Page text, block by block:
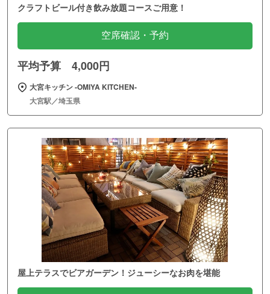
クラフトビール付き飲み放題コースご用意！
空席確認・予約
平均予算 4,000円
大宮キッチン ‐OMIYA KITCHEN‐
大宮駅／埼玉県
屋上テラスでビアガーデン！ジューシーなお肉を堪能